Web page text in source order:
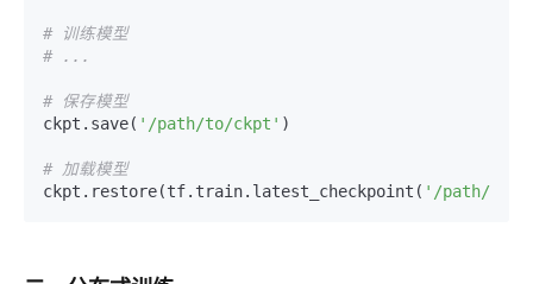
# 训练模型
# ...
# 保存模型
ckpt.save( '/path/to/ckpt' )
# 加载模型
ckpt.restore(tf.train.latest_checkpoint( '/path/to/